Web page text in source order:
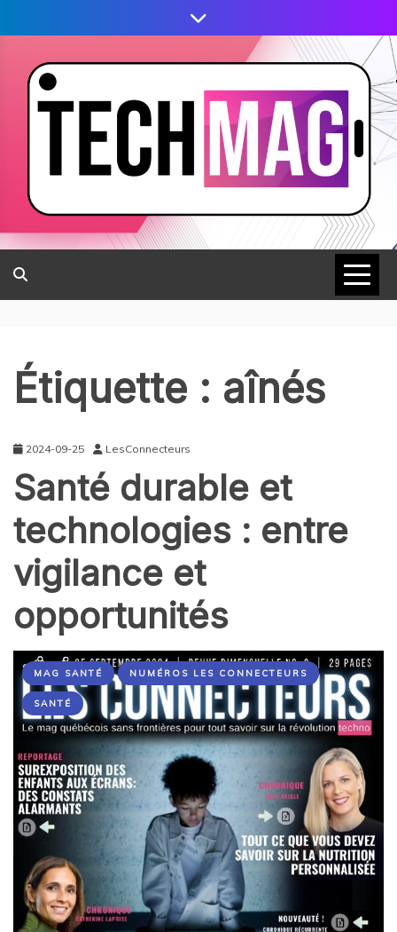
Étiquette : aînés
2024-09-25 LesConnecteurs
Santé durable et
technologies : entre
vigilance et
opportunités
MAG SANTÉ NUMÉROS LES CONNECTEURS
SANTÉ